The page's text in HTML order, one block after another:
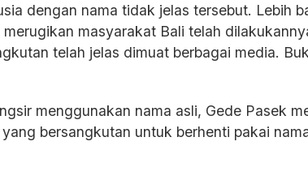
dengan nama tidak jelas tersebut. Lebih
masyarakat Bali telah
telah jelas dimuat berbagai media.
menggunakan nama asli, Gede Pasek
bersangkutan untuk berhenti pakai